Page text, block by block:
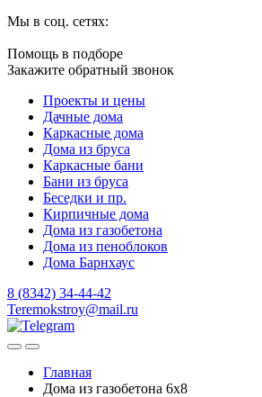
Мы в соц. сетях:
Помощь в подборе
Закажите обратный звонок
Проекты и цены
Дачные дома
Каркасные дома
Дома из бруса
Каркасные бани
Бани из бруса
Беседки и пр.
Кирпичные дома
Дома из газобетона
Дома из пеноблоков
Дома Барнхаус
8 (8342) 34-44-42
Teremokstroy@mail.ru
Главная
Дома из газобетона 6х8